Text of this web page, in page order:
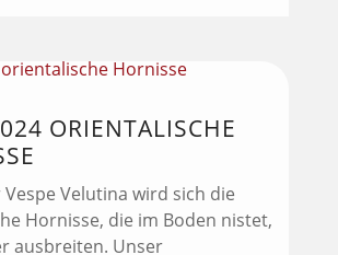
ORIENTALISCHE
Velutina wird sich die
Hornisse, die im Boden nistet,
ausbreiten. Unser